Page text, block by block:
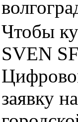
Чтобы
SVEN
заявку